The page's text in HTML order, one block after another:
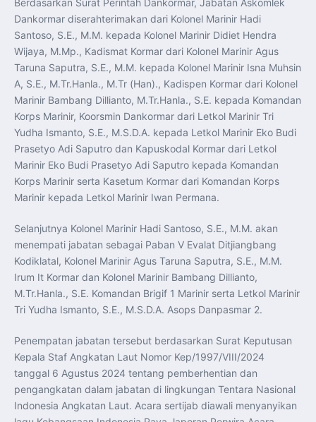
Dankormar diserahterimakan dari Kolonel Marinir Hadi
Santoso, S.E., M.M. kepada Kolonel Marinir Didiet Hendra
Wijaya, M.Mp., Kadismat Kormar dari Kolonel Marinir Agus
Taruna Saputra, S.E., M.M. kepada Kolonel Marinir Isna Muhsin
A, S.E., M.Tr.Hanla., M.Tr (Han)., Kadispen Kormar dari Kolonel
Marinir Bambang Dillianto, M.Tr.Hanla., S.E. kepada Komandan
Korps Marinir, Koorsmin Dankormar dari Letkol Marinir Tri
Yudha Ismanto, S.E., M.S.D.A. kepada Letkol Marinir Eko Budi
Prasetyo Adi Saputro dan Kapuskodal Kormar dari Letkol
Marinir Eko Budi Prasetyo Adi Saputro kepada Komandan
Korps Marinir serta Kasetum Kormar dari Komandan Korps
Marinir kepada Letkol Marinir Iwan Permana.
Selanjutnya Kolonel Marinir Hadi Santoso, S.E., M.M. akan
menempati jabatan sebagai Paban V Evalat Ditjiangbang
Kodiklatal, Kolonel Marinir Agus Taruna Saputra, S.E., M.M.
Irum It Kormar dan Kolonel Marinir Bambang Dillianto,
M.Tr.Hanla., S.E. Komandan Brigif 1 Marinir serta Letkol Marinir
Tri Yudha Ismanto, S.E., M.S.D.A. Asops Danpasmar 2.
Penempatan jabatan tersebut berdasarkan Surat Keputusan
Kepala Staf Angkatan Laut Nomor Kep/1997/VIII/2024
tanggal 6 Agustus 2024 tentang pemberhentian dan
pengangkatan dalam jabatan di lingkungan Tentara Nasional
Indonesia Angkatan Laut. Acara sertijab diawali menyanyikan